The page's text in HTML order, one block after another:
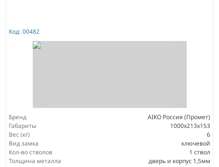
Код: 00482
Бренд
AIKO Россия (Промет)
Габариты
1000x213x153
Вес (кг)
6
Вид замка
ключевой
Кол-во стволов
1 ствол
Толщина металла
дверь и корпус 1,5мм